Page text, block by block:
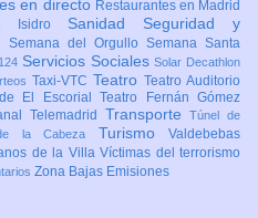
en directo Restaurantes en Madrid
Isidro Sanidad Seguridad y
Semana del Orgullo Semana Santa
Servicios SocialesSolar Decathlon
Taxi-VTC Teatro Teatro Auditorio
El EscorialTeatro Fernán Gómez
Telemadrid TransporteTúnel de
la Cabeza Turismo Valdebebas
de la VillaVíctimas del terrorismo
Zona Bajas Emisiones